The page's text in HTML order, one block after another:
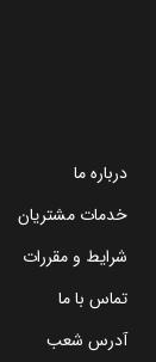
درباره ما
خدمات مشتریان
شرایط و مقررات
تماس با ما
آدرس شعب